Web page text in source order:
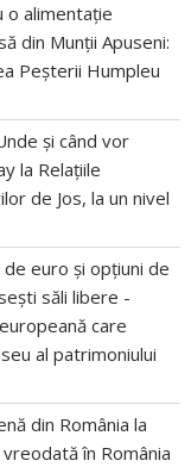
o alimentație
din Munții Apuseni:
Peșterii Humpleu
și când vor
la Relațiile
de Jos, la un nivel
euro și opțiuni de
săli libere -
care
al patrimoniului
din România la
în România